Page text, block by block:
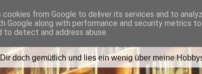
lädt Dich in ihr
doch gemütlich und lies ein wenig über meine
cookies from Google to deliver its services and to
Google along with performance and security metrics
to detect and address abuse.